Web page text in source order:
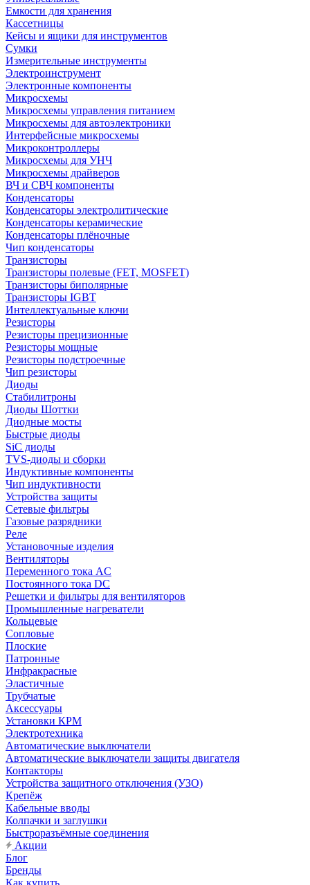
Емкости для хранения
Кассетницы
Кейсы и ящики для инструментов
Сумки
Измерительные инструменты
Электроинструмент
Электронные компоненты
Микросхемы
Микросхемы управления питанием
Микросхемы для автоэлектроники
Интерфейсные микросхемы
Микроконтроллеры
Микросхемы для УНЧ
Микросхемы драйверов
ВЧ и СВЧ компоненты
Конденсаторы
Конденсаторы электролитические
Конденсаторы керамические
Конденсаторы плёночные
Чип конденсаторы
Транзисторы
Транзисторы полевые (FET, MOSFET)
Транзисторы биполярные
Транзисторы IGBT
Интеллектуальные ключи
Резисторы
Резисторы прецизионные
Резисторы мощные
Резисторы подстроечные
Чип резисторы
Диоды
Стабилитроны
Диоды Шоттки
Диодные мосты
Быстрые диоды
SiC диоды
TVS-диоды и сборки
Индуктивные компоненты
Чип индуктивности
Устройства защиты
Сетевые фильтры
Газовые разрядники
Реле
Установочные изделия
Вентиляторы
Переменного тока AC
Постоянного тока DC
Решетки и фильтры для вентиляторов
Промышленные нагреватели
Кольцевые
Сопловые
Плоские
Патронные
Инфракрасные
Эластичные
Трубчатые
Аксессуары
Установки КРМ
Электротехника
Автоматические выключатели
Автоматические выключатели защиты двигателя
Контакторы
Устройства защитного отключения (УЗО)
Крепёж
Кабельные вводы
Колпачки и заглушки
Быстроразъёмные соединения
Акции
Блог
Бренды
Как купить